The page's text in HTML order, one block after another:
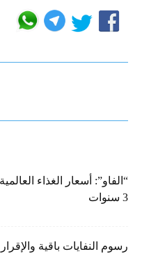
“الفاو”: أسعار الغذاء
3 سنوات
رسوم النفايات باقية